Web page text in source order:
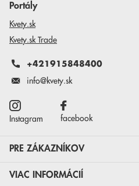
Portály
Kvety.sk
Kvety.sk Trade
+421915848400
info@kvety.sk
Instagram facebook
PRE ZÁKAZNÍKOV
VIAC INFORMÁCIÍ